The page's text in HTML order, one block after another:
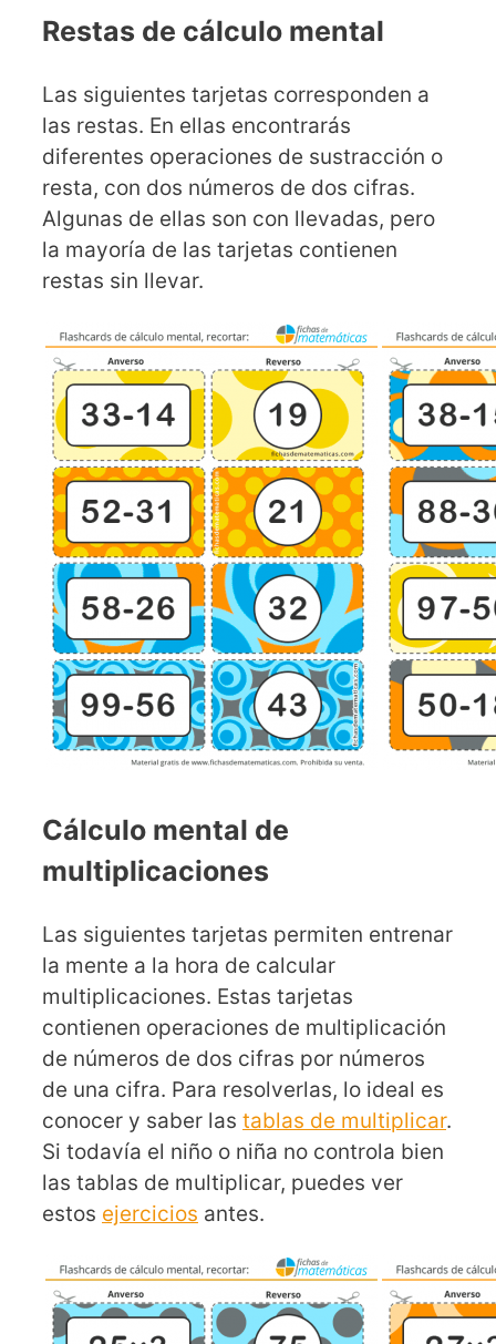
Restas de cálculo mental
Las siguientes tarjetas corresponden a
las restas. En ellas encontrarás
diferentes operaciones de sustracción o
resta, con dos números de dos cifras.
Algunas de ellas son con llevadas, pero
la mayoría de las tarjetas contienen
restas sin llevar.
Cálculo mental de
multiplicaciones
Las siguientes tarjetas permiten entrenar
la mente a la hora de calcular
multiplicaciones. Estas tarjetas
contienen operaciones de multiplicación
de números de dos cifras por números
de una cifra. Para resolverlas, lo ideal es
conocer y saber las tablas de multiplicar.
Si todavía el niño o niña no controla bien
las tablas de multiplicar, puedes ver
estos ejercicios antes.